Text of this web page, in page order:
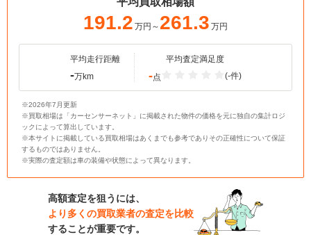
191.2 万円～ 261.3 万円
平均走行距離
-万km
平均査定満足度
-点 (-件)
※2026年7月更新
※買取相場は「カーセンサーネット」に掲載された物件の価格を元に独自の集計ロジ
ックによって算出しています。
※本サイトに掲載している買取相場はあくまでも参考でありその正確性について保証
するものではありません。
※実際の査定額は車の装備や状態によって異なります。
高額査定を狙うには、
より多くの買取業者の査定を比較
することが重要です。